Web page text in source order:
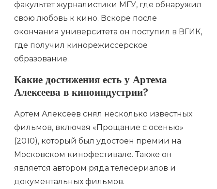
факультет журналистики МГУ, где обнаружил
свою любовь к кино. Вскоре после
окончания университета он поступил в ВГИК,
где получил кинорежиссерское
образование.
Какие достижения есть у Артема
Алексеева в киноиндустрии?
Артем Алексеев снял несколько известных
фильмов, включая «Прощание с осенью»
(2010), который был удостоен премии на
Московском кинофестивале. Также он
является автором ряда телесериалов и
документальных фильмов.